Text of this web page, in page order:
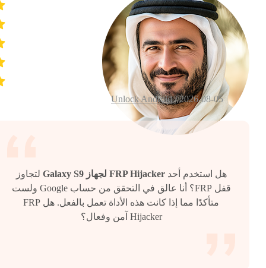
2026-08-05 /
Unlock Android
هل استخدم أحدFRP Hijacker لجهاز Galaxy S9
لتجاوز
قفل FRP؟ أنا عالق في التحقق من حساب Google ولست
متأكدًا مما إذا كانت هذه الأداة تعمل بالفعل. هل FRP
Hijacker آمن وفعال؟